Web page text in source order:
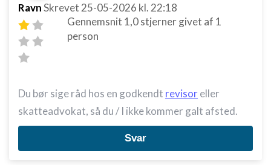
RavnSkrevet 25-05-2026 kl. 22:18
Gennemsnit 1,0stjerner givet af 1
person
Du bør sige råd hos en godkendt revisoreller
skatteadvokat, så du / I ikke kommer galt afsted.
Svar